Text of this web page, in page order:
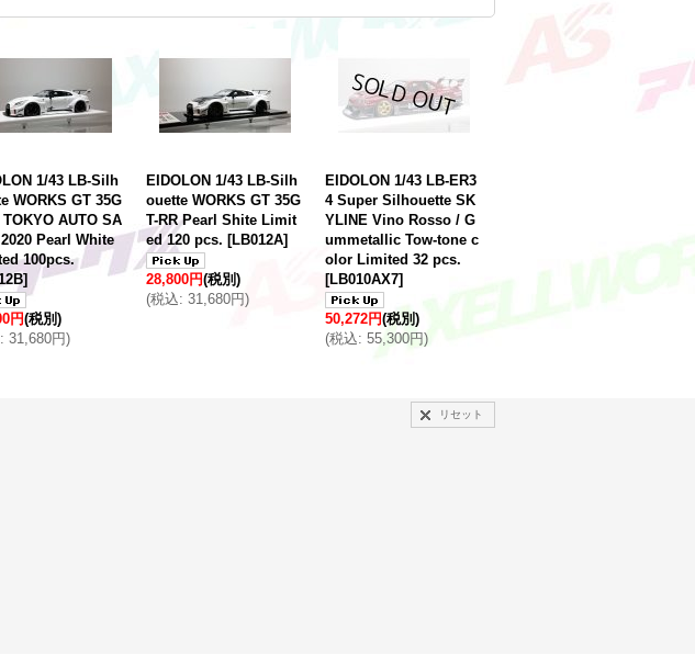
1/43 LB-Silh
WORKS GT 35G
TOKYO AUTO SA
2020 Pearl White
100pcs.
]
円(税別)
: 31,680円)
EIDOLON 1/43 LB-Silh
ouette WORKS GT 35G
T-RR Pearl Shite Limit
ed 120 pcs. [LB012A]
28,800円(税別)
(税込: 31,680円)
EIDOLON 1/43 LB-ER3
4 Super Silhouette SK
YLINE Vino Rosso / G
ummetallic Tow-tone c
olor Limited 32 pcs.
[LB010AX7]
50,272円(税別)
(税込: 55,300円)
リセット